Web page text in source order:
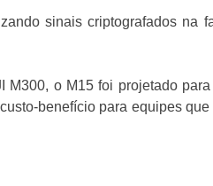
sinais criptografados na
o M15 foi projetado
benefício para equipes